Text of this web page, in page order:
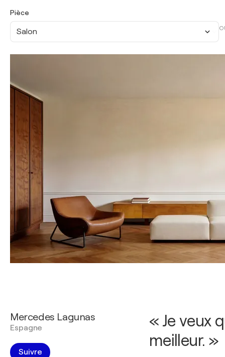
Pièce
Salon
Mercedes Lagunas
Espagne
Suivre
« Je veux
meilleur. »